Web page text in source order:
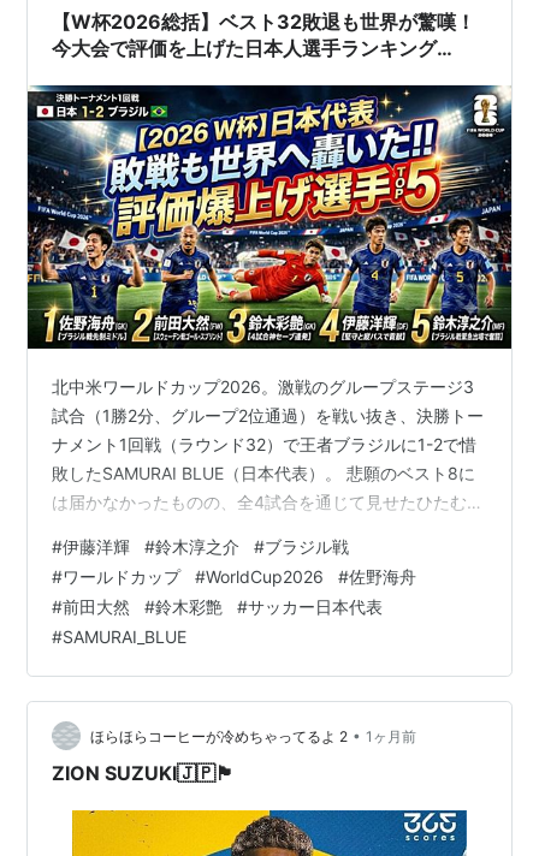
【W杯2026総括】ベスト32敗退も世界が驚嘆！
今大会で評価を上げた日本人選手ランキング
北中米ワールドカップ2026。激戦のグループステージ3
試合（1勝2分、グループ2位通過）を戦い抜き、決勝トー
ナメント1回戦（ラウンド32）で王者ブラジルに1-2で惜
敗したSAMURAI BLUE（日本代表）。 悲願のベスト8に
は届かなかったものの、全4試合を通じて見せたひたむき
陣から高い評価を得ています。 今回は、グループステー
ジからブラジル戦までの全4試合を通じ、世界に向けて自
身の価値を最も高めた5人の選手をランキング形式で深掘
りします！ 第1位：MF 佐野海舟（マインツ） ★「遠藤
航の後継者」を証明した中盤のボールハンター 今大会、
世界に最…
#伊藤洋輝 #鈴木淳之介 #ブラジル戦
#ワールドカップ #WorldCup2026 #佐野海舟
#前田大然 #鈴木彩艶 #サッカー日本代表
#SAMURAI_BLUE
ほらほらコーヒーが冷めちゃってるよ 2 • 1ヶ月前
ZION SUZUKI🇯🇵🏴󠁧󠁢󠁥󠁮󠁧󠁿